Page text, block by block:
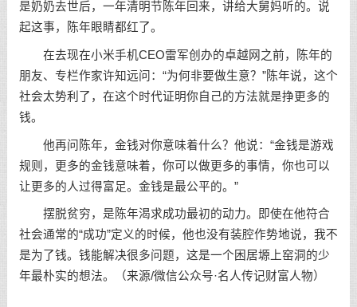
是奶奶去世后，一年清明节陈年回来，讲给大舅妈听的。说
起这事，陈年眼睛都红了。
在去现在小米手机CEO雷军创办的卓越网之前，陈年的
朋友、专栏作家许知远问：“为何非要做生意？”陈年说，这个
社会太势利了，在这个时代证明你自己的方法就是挣更多的
钱。
他再问陈年，金钱对你意味着什么？他说：“金钱是游戏
规则，更多的金钱意味着，你可以做更多的事情，你也可以
让更多的人过得富足。金钱是最公平的。”
摆脱贫穷，是陈年渴求成功最初的动力。即使在他符合
社会通常的“成功”定义的时候，他也没有装腔作势地说，我不
是为了钱。钱能解决很多问题，这是一个困居塬上窑洞的少
年最朴实的想法。（来源/微信公众号·名人传记财富人物）